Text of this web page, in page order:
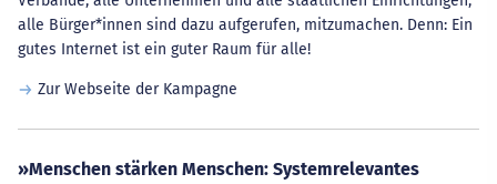
alle Bürger*innen sind dazu aufgerufen, mitzumachen. Denn: Ein
gutes Internet ist ein guter Raum für alle!
Zur Webseite der Kampagne
»Menschen stärken Menschen: Systemrelevantes